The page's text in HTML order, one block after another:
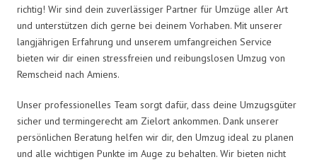
richtig! Wir sind dein zuverlässiger Partner für Umzüge aller Art
und unterstützen dich gerne bei deinem Vorhaben. Mit unserer
langjährigen Erfahrung und unserem umfangreichen Service
bieten wir dir einen stressfreien und reibungslosen Umzug von
Remscheid nach Amiens.
Unser professionelles Team sorgt dafür, dass deine Umzugsgüter
sicher und termingerecht am Zielort ankommen. Dank unserer
persönlichen Beratung helfen wir dir, den Umzug ideal zu planen
und alle wichtigen Punkte im Auge zu behalten. Wir bieten nicht